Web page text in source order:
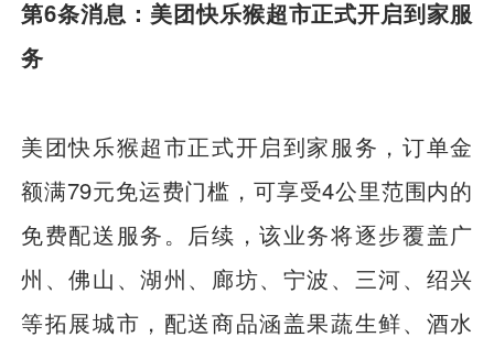
第6条消息：美团快乐猴超市正式开启到家服
务
美团快乐猴超市正式开启到家服务，订单金
额满79元免运费门槛，可享受4公里范围内的
免费配送服务。后续，该业务将逐步覆盖广
州、佛山、湖州、廊坊、宁波、三河、绍兴
等拓展城市，配送商品涵盖果蔬生鲜、酒水